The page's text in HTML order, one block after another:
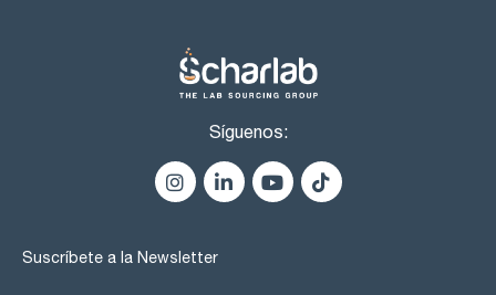
Síguenos:
Suscríbete a la Newsletter